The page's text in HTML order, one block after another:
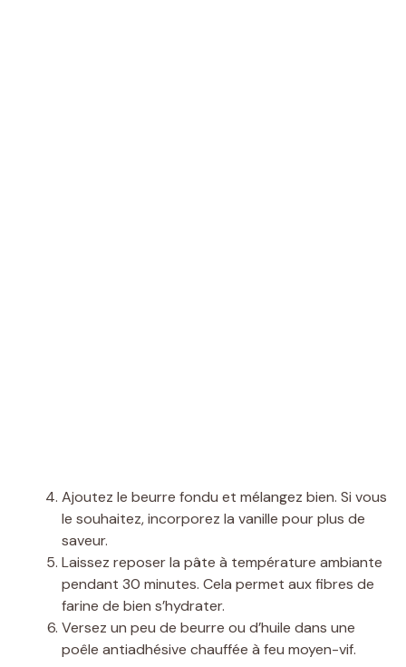
Ajoutez le beurre fondu et mélangez bien. Si vous
le souhaitez, incorporez la vanille pour plus de
saveur.
Laissez reposer la pâte à température ambiante
pendant 30 minutes. Cela permet aux fibres de
farine de bien s’hydrater.
Versez un peu de beurre ou d’huile dans une
poêle antiadhésive chauffée à feu moyen-vif.